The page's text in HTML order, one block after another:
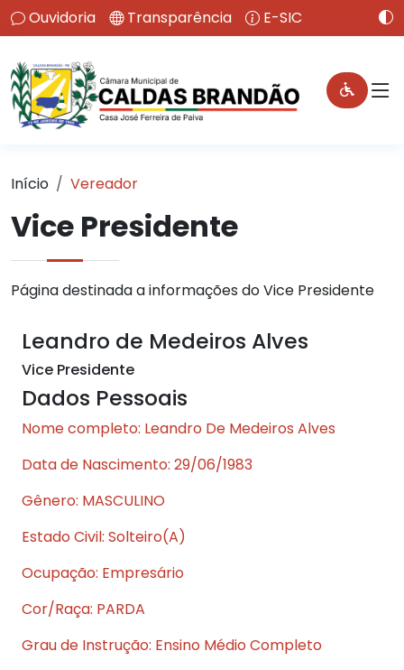
Ouvidoria Transparência E-SIC
Início Vereador
Vice Presidente
Página destinada a informações do Vice Presidente
Leandro de Medeiros Alves
Vice Presidente
Dados Pessoais
Nome completo: Leandro De Medeiros Alves
Data de Nascimento: 29/06/1983
Gênero: MASCULINO
Estado Civil: Solteiro(A)
Ocupação: Empresário
Cor/Raça: PARDA
Grau de Instrução: Ensino Médio Completo